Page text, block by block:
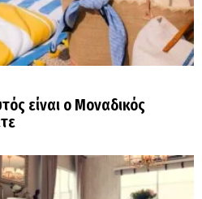
είναι ο Μοναδικός